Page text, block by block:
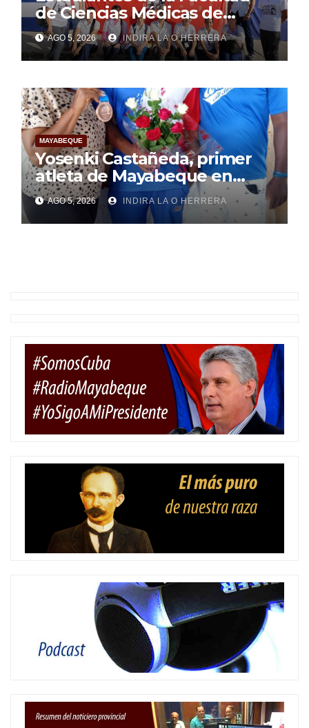
de Ciencias Médicas de
Mayabeque realizan
pesquisa
AGO 5, 2026 INDIRA LA O HERRERA
MAYABEQUE
Yosenki Castañeda, primer
atleta de Mayabeque en
subir al podio
centroamericano
AGO 5, 2026 INDIRA LA O HERRERA